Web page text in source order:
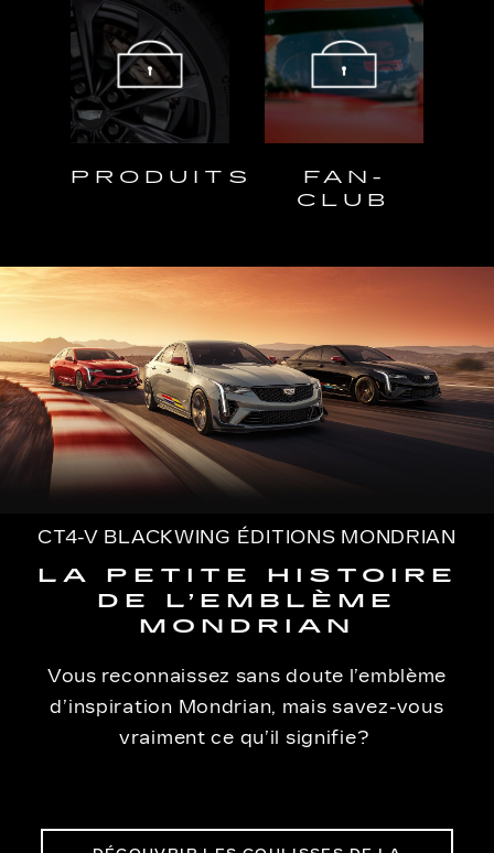
PRODUITS
FAN-
CLUB
CT4-V BLACKWING ÉDITIONS MONDRIAN
LA PETITE HISTOIRE
DE L’EMBLÈME
MONDRIAN
Vous reconnaissez sans doute l’emblème
d’inspiration Mondrian, mais savez-vous
vraiment ce qu’il signifie?